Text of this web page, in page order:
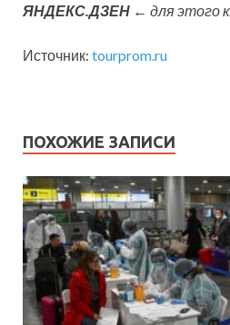
ЯНДЕКС.ДЗЕН ← для этого
Источник: tourprom.ru
ПОХОЖИЕ ЗАПИСИ